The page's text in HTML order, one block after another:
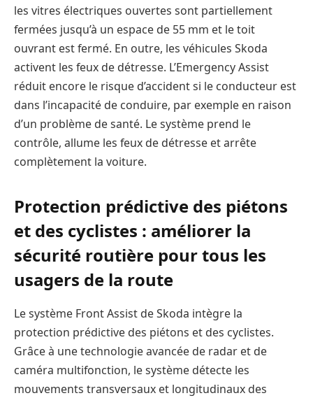
les vitres électriques ouvertes sont partiellement
fermées jusqu’à un espace de 55 mm et le toit
ouvrant est fermé. En outre, les véhicules Skoda
activent les feux de détresse. L’Emergency Assist
réduit encore le risque d’accident si le conducteur est
dans l’incapacité de conduire, par exemple en raison
d’un problème de santé. Le système prend le
contrôle, allume les feux de détresse et arrête
complètement la voiture.
Protection prédictive des piétons
et des cyclistes : améliorer la
sécurité routière pour tous les
usagers de la route
Le système Front Assist de Skoda intègre la
protection prédictive des piétons et des cyclistes.
Grâce à une technologie avancée de radar et de
caméra multifonction, le système détecte les
mouvements transversaux et longitudinaux des